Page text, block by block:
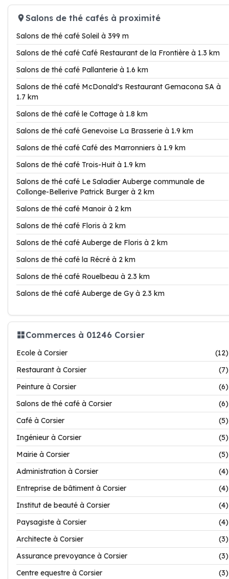
Salons de thé cafés à proximité
Salons de thé café Soleil à 399 m
Salons de thé café Café Restaurant de la Frontière à 1.3 km
Salons de thé café Pallanterie à 1.6 km
Salons de thé café McDonald's Restaurant Gemacona SA à
1.7 km
Salons de thé café le Cottage à 1.8 km
Salons de thé café Genevoise La Brasserie à 1.9 km
Salons de thé café Café des Marronniers à 1.9 km
Salons de thé café Trois-Huit à 1.9 km
Salons de thé café Le Saladier Auberge communale de
Collonge-Bellerive Patrick Burger à 2 km
Salons de thé café Manoir à 2 km
Salons de thé café Floris à 2 km
Salons de thé café Auberge de Floris à 2 km
Salons de thé café la Récré à 2 km
Salons de thé café Rouelbeau à 2.3 km
Salons de thé café Auberge de Gy à 2.3 km
Commerces à 01246 Corsier
Ecole à Corsier
(12)
Restaurant à Corsier
(7)
Peinture à Corsier
(6)
Salons de thé café à Corsier
(6)
Café à Corsier
(5)
Ingénieur à Corsier
(5)
Mairie à Corsier
(5)
Administration à Corsier
(4)
Entreprise de bâtiment à Corsier
(4)
Institut de beauté à Corsier
(4)
Paysagiste à Corsier
(4)
Architecte à Corsier
(3)
Assurance prevoyance à Corsier
(3)
Centre equestre à Corsier
(3)